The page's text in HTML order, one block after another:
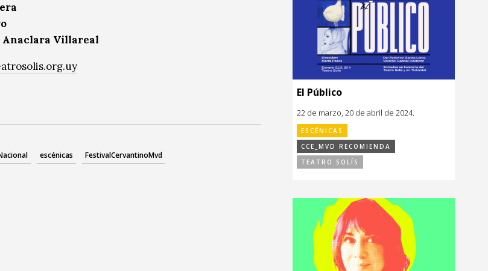
Anaclara Villareal
escénicas
FestivalCervantinoMvd
El Público
22 de marzo, 20 de abril de 2024.
ESCÉNICAS
CCE_MVD RECOMIENDA
TEATRO SOLÍS